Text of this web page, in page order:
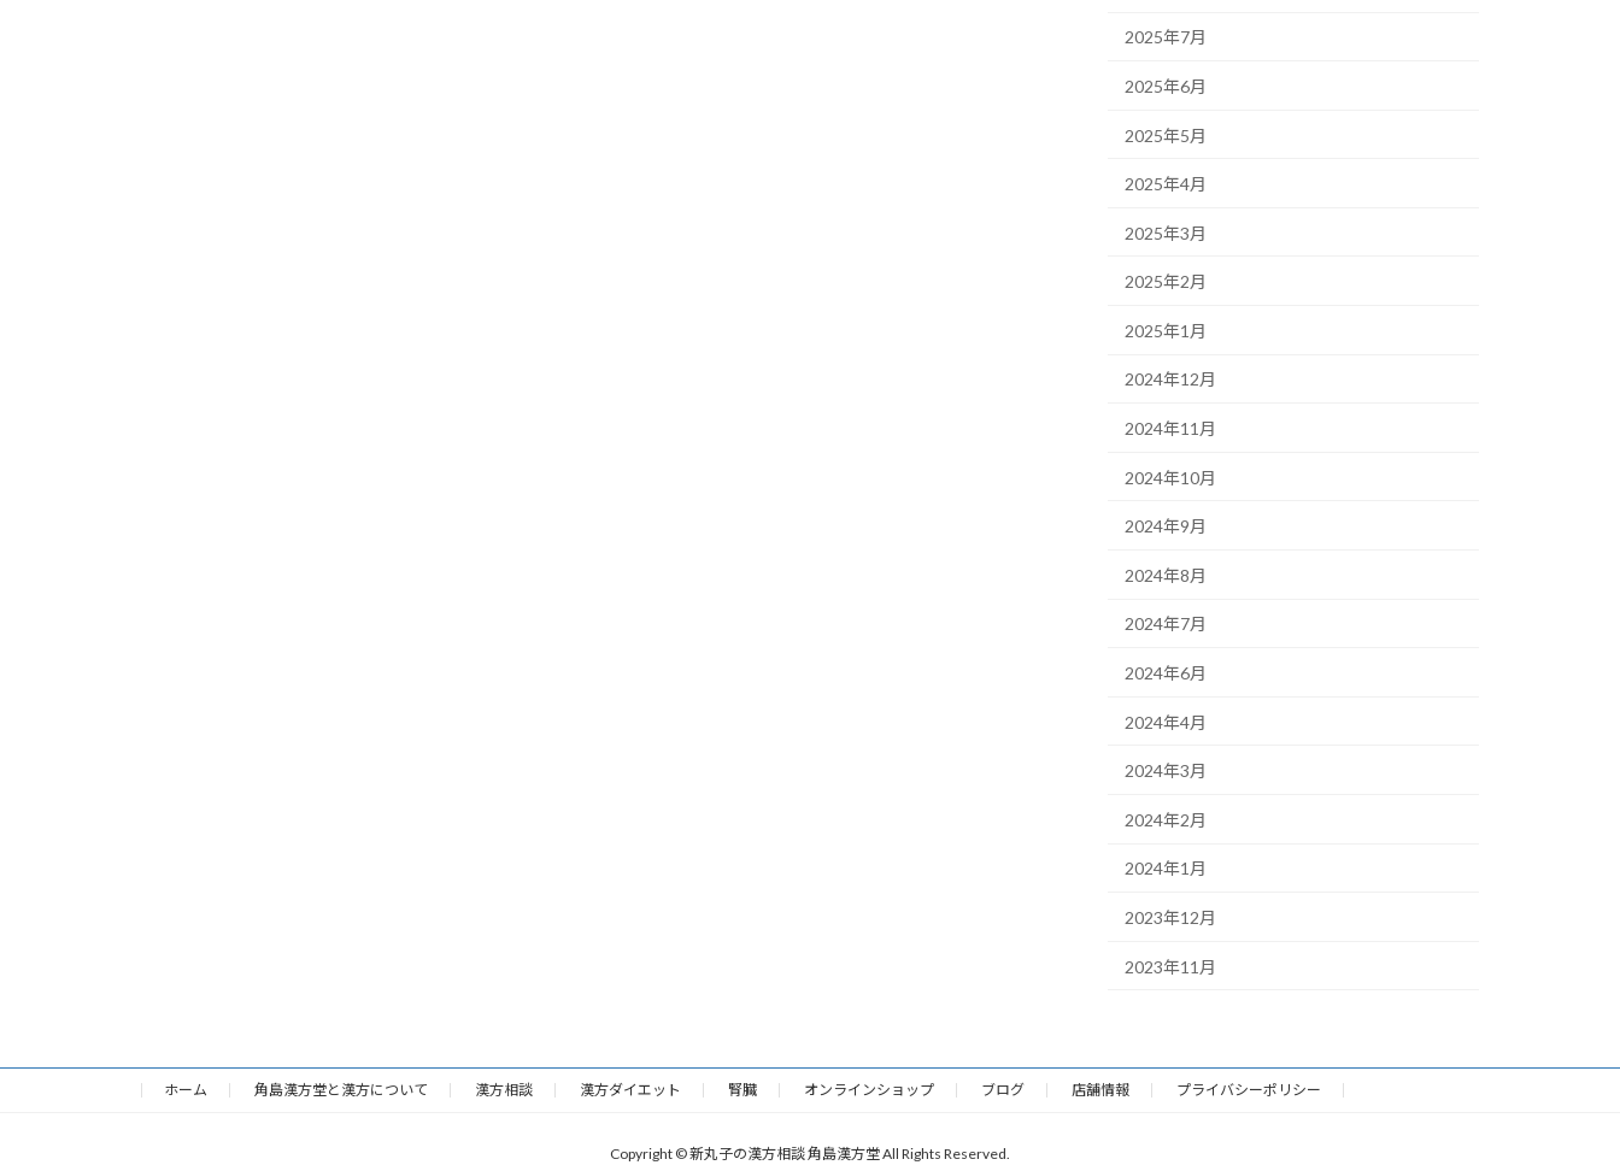
2025年7月
2025年6月
2025年5月
2025年4月
2025年3月
2025年2月
2025年1月
2024年12月
2024年11月
2024年10月
2024年9月
2024年8月
2024年7月
2024年6月
2024年4月
2024年3月
2024年2月
2024年1月
2023年12月
2023年11月
ホーム 角島漢方堂と漢方について 漢方相談 漢方ダイエット 腎臓 オンラインショップ ブログ 店舗情報 プライバシーポリシー
Copyright © 新丸子の漢方相談 角島漢方堂 All Rights Reserved.